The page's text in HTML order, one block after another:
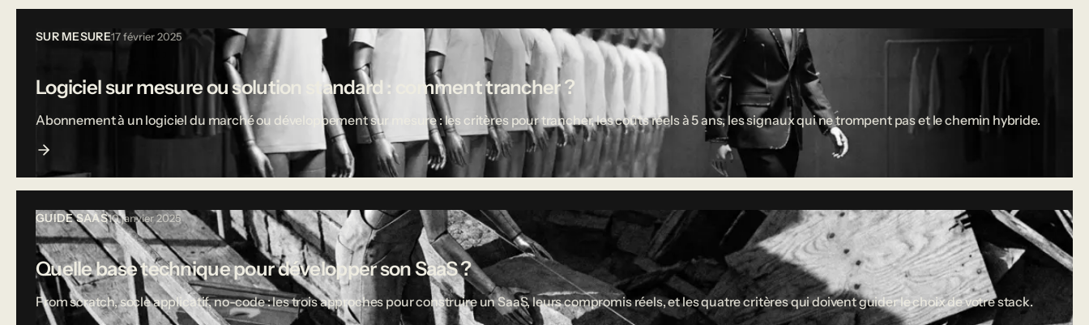
SUR MESURE17 février 2025
Logiciel sur mesure ou solution standard : comment trancher ?
Abonnement à un logiciel du marché ou développement sur mesure : les critères pour trancher, les coûts réels à 5 ans, les signaux qui ne trompent pas et le chemin hybride.
GUIDE SAAS10 janvier 2025
Quelle base technique pour développer son SaaS ?
From scratch, socle applicatif, no-code : les trois approches pour construire un SaaS, leurs compromis réels, et les quatre critères qui doivent guider le choix de votre stack.